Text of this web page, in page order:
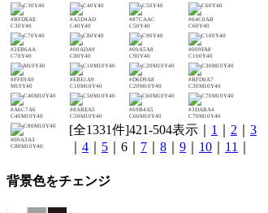
#BFDEAE
C30Y40
#A5D4AD
C40Y40
#87CAAC
C50Y40
#64C0AB
C60Y40
#2EB6AA
C70Y40
#00ADA9
C80Y40
#00A5A8
C90Y40
#009FA8
C100Y40
#FFE9A9
M10Y40
#EBE1A9
C10M10Y40
#D6D9A8
C20M10Y40
#BFD0A7
C30M10Y40
#A6C7A6
C40M10Y40
#8ABEA5
C50M10Y40
#69B4A5
C60M10Y40
#3DABA4
C70M10Y40
#00A3A3
C80M10Y40
[全1331件]421-504表示｜ 1 2
3
4 5 ｜6｜ 7 8 9 10 11
背景色をチェンジ